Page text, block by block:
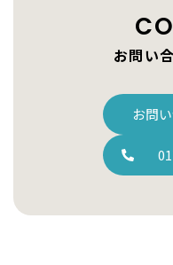
お問い
お問